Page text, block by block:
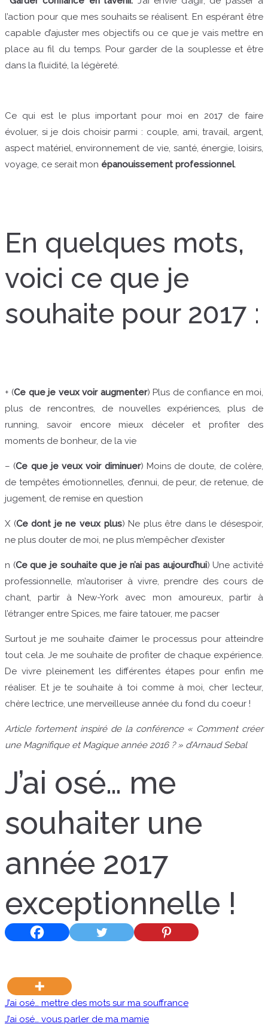
l’action pour que mes souhaits se réalisent. En espérant être
capable d’ajuster mes objectifs ou ce que je vais mettre en
place au fil du temps. Pour garder de la souplesse et être
dans la fluidité, la légèreté.
Ce qui est le plus important pour moi en 2017 de faire
évoluer, si je dois choisir parmi : couple, ami, travail, argent,
aspect matériel, environnement de vie, santé, énergie, loisirs,
voyage, ce serait mon épanouissement professionnel.
En quelques mots,
voici ce que je
souhaite pour 2017 :
+ (Ce que je veux voir augmenter) Plus de confiance en moi,
plus de rencontres, de nouvelles expériences, plus de
running, savoir encore mieux déceler et profiter des
moments de bonheur, de la vie
– (Ce que je veux voir diminuer) Moins de doute, de colère,
de tempêtes émotionnelles, d’ennui, de peur, de retenue, de
jugement, de remise en question
X (Ce dont je ne veux plus) Ne plus être dans le désespoir,
ne plus douter de moi, ne plus m’empêcher d’exister
n (Ce que je souhaite que je n’ai pas aujourd’hui) Une activité
professionnelle, m’autoriser à vivre, prendre des cours de
chant, partir à New-York avec mon amoureux, partir à
l’étranger entre Spices, me faire tatouer, me pacser
Surtout je me souhaite d’aimer le processus pour atteindre
tout cela. Je me souhaite de profiter de chaque expérience.
De vivre pleinement les différentes étapes pour enfin me
réaliser. Et je te souhaite à toi comme à moi, cher lecteur,
chère lectrice, une merveilleuse année du fond du coeur !
Article fortement inspiré de la conférence « Comment créer
une Magnifique et Magique année 2016 ? » d’Arnaud Sebal
J’ai osé… me
souhaiter une
année 2017
exceptionnelle !
Navigation
J’ai osé… mettre des mots sur ma souffrance
J’ai osé… vous parler de ma mamie